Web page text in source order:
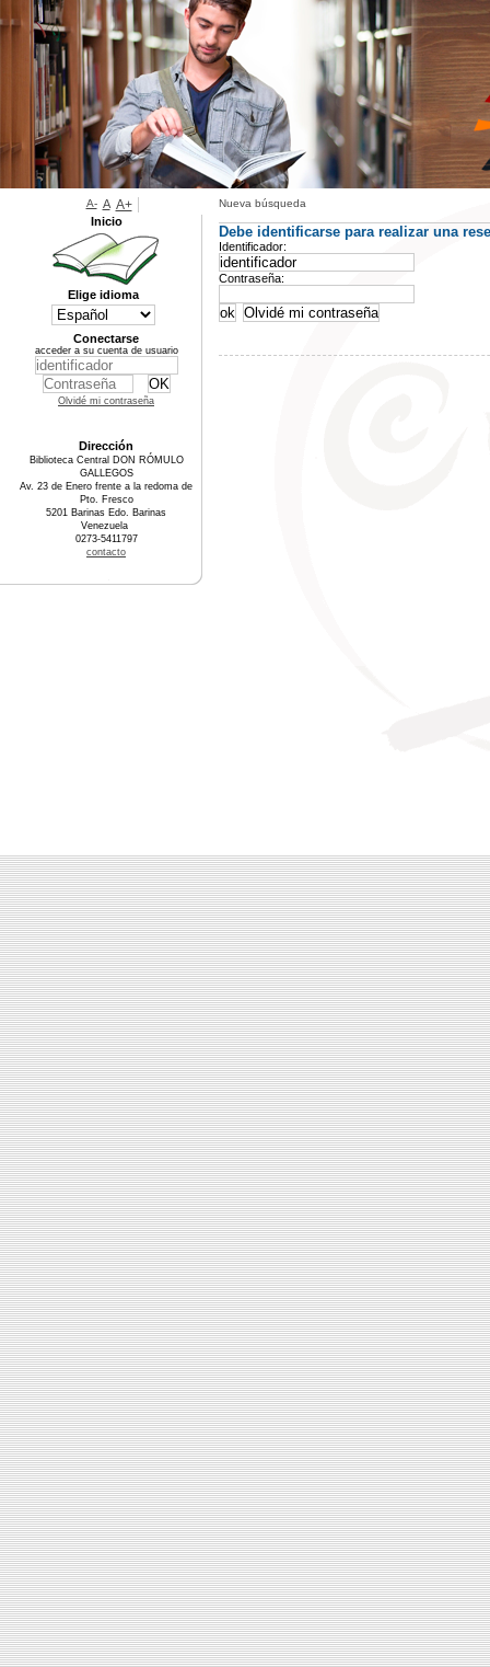
Nueva búsqueda
Debe identificarse para realizar una
Identificador:
Contraseña:
A- A A+
Inicio
Elige idioma
Conectarse
acceder a su cuenta de usuario
Olvidé mi contraseña
Dirección
Biblioteca Central DON RÓMULO
GALLEGOS
Av. 23 de Enero frente a la redoma de
Pto. Fresco
5201 Barinas Edo. Barinas
Venezuela
0273-5411797
contacto